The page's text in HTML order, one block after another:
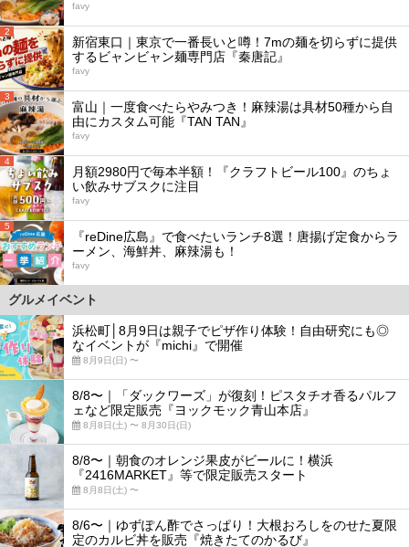
favy
2
新宿東口｜東京で一番長いと噂！7mの麺を切らずに提供
するビャンビャン麺専門店『秦唐記』
favy
3
富山｜一度食べたらやみつき！麻辣湯は具材50種から自
由にカスタム可能『TAN TAN』
favy
4
月額2980円で毎本半額！『クラフトビール100』のちょ
い飲みサブスクに注目
favy
5
『reDine広島』で食べたいランチ8選！唐揚げ定食からラ
ーメン、海鮮丼、麻辣湯も！
favy
グルメイベント
浜松町│8月9日は親子でピザ作り体験！自由研究にも◎
なイベントが『michi』で開催
8月9日(日) 〜
8/8〜｜「ダックワーズ」が復刻！ピスタチオ香るパルフ
ェなど限定販売『ヨックモック青山本店』
8月8日(土) 〜 8月30日(日)
8/8〜｜朝食のオレンジ果皮がビールに！横浜
『2416MARKET』等で限定販売スタート
8月8日(土) 〜
8/6〜｜ゆずぽん酢でさっぱり！大根おろしをのせた夏限
定のカルビ丼を販売『焼きたてのかるび』